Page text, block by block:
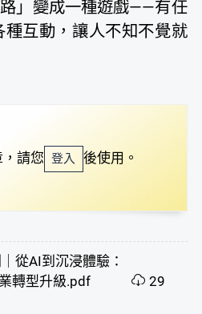
」變成一種遊戲——有任
互動，讓人不知不覺就
請您 登入 後使用。
從AI到沉浸體驗：
轉型升級.pdf
29